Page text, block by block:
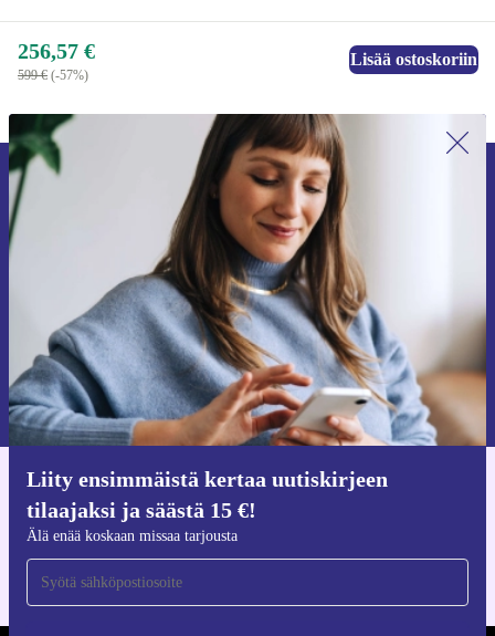
256,57 €
599 € (-57%)
Lisää ostoskoriin
Liity ensimmäistä kertaa uutiskirjeen
tilaajaksi ja säästä 15 €!
Älä enää koskaan missaa tarjousta
Liity ensimmäistä kertaa uutiskirjeen
tilaajaksi ja säästä 15 €!
Älä missaa enää yhtäkään tarjousta.
Pyydä etukuponki
Lisätietoja henkilötietojen käytöstä löydättietosuojaselosteestamme.
Hanki refurbed-sovellus
iOS:lle ja Androidille